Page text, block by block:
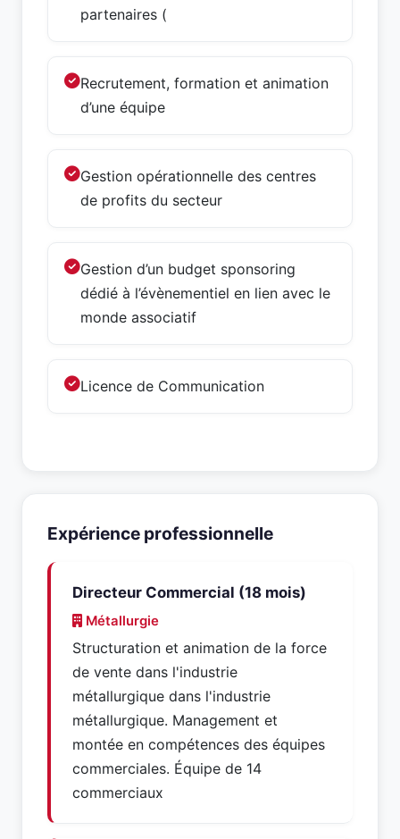
partenaires (
Recrutement, formation et animation
d’une équipe
Gestion opérationnelle des centres
de profits du secteur
Gestion d’un budget sponsoring
dédié à l’évènementiel en lien avec le
monde associatif
Licence de Communication
Expérience professionnelle
Directeur Commercial (18 mois)
Métallurgie
Structuration et animation de la force
de vente dans l'industrie
métallurgique dans l'industrie
métallurgique. Management et
montée en compétences des équipes
commerciales. Équipe de 14
commerciaux